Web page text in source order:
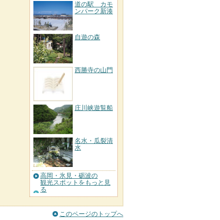
道の駅 カモ
ンパーク新湊
自遊の森
西勝寺の山門
庄川峡遊覧船
名水・瓜裂清
水
高岡・氷見・砺波の
観光スポットをもっと見
る
このページのトップへ